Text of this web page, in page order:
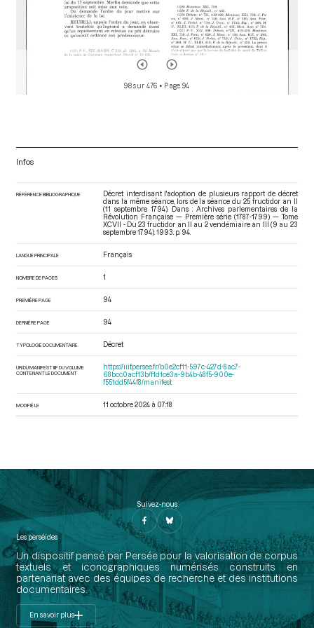
98 sur 476 • Page 94
Infos
RÉFÉRENCE BIBLIOGRAPHIQUE
Décret interdisant l'adoption de plusieurs rapport de décret
dans la même séance, lors de la séance du 25 fructidor an II
(11 septembre 1794). Dans : Archives parlementaires de la
Révolution Française — Première série (1787-1799) — Tome
XCVII - Du 23 fructidor an II au 2 vendémiaire an III (9 au 23
septembre 1794) . 1993. p. 94.
LANGUE PRINCIPALE Français
NOMBRE DE PAGES 1
PREMIÈRE PAGE 94
DERNIÈRE PAGE 94
TYPOLOGIE DOCUMENTAIRE Décret
URI DU MANIFEST IIIF DU VOLUME
CONTENANT LE DOCUMENT
https://iiif.persee.fr/b0e2cf11-597c-427d-8ac7-
68bcc0acf13b/f1d1ce3a-9b4b-48f5-900e-
f551dd5f44f8/manifest
MODIFIÉ LE 11 octobre 2024 à 07:18
Suivez-nous
Les perséides
Un dispositif pensé par Persée pour la valorisation de corpus
textuels et iconographiques numérisés construits en
partenariat avec des équipes de recherche et des institutions
documentaires.
En savoir plus